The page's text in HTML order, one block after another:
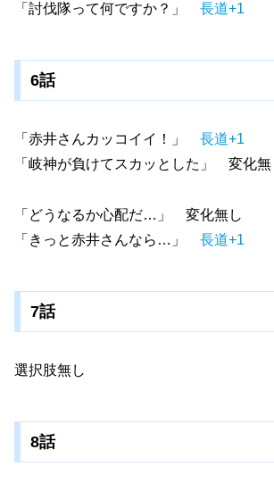
「討伐隊って何ですか？」 長道+1
6話
「赤井さんカッコイイ！」 長道+1
「岐神が負けてスカッとした」 変化無
「どうなるか心配だ…」 変化無し
「きっと赤井さんなら…」 長道+1
7話
選択肢無し
8話